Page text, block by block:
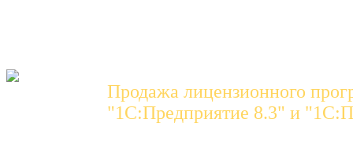
Продажа лицензионного
"1C:Предприятие 8.3" и